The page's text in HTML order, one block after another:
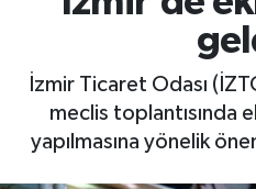
İzmir Ticaret Odası
meclis toplantısında
yapılmasına yönelik
BİLİM VE TEKNOLOJİ
Yaşam
Tarih